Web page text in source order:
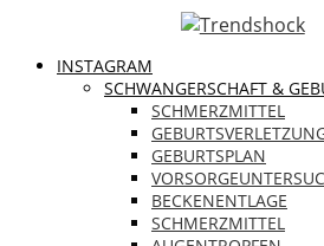
INSTAGRAM
SCHWANGERSCHAFT &
SCHMERZMITTEL
GEBURTSPLAN
BECKENENTLAGE
SCHMERZMITTEL